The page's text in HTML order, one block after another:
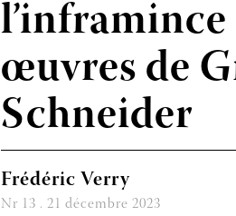
l’inframince
œuvres de
Schneider
Frédéric Verry
Nr 13 . 21 décembre 2023